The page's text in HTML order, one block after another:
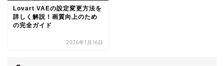
Lovart VAEの設定変更方法を
詳しく解説！画質向上のため
の完全ガイド
2026年1月16日